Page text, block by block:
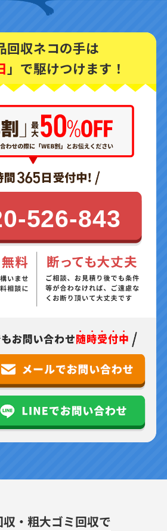
回収ネコの手は
」で駆けつけます！
526-843
・粗大ゴミ回収で